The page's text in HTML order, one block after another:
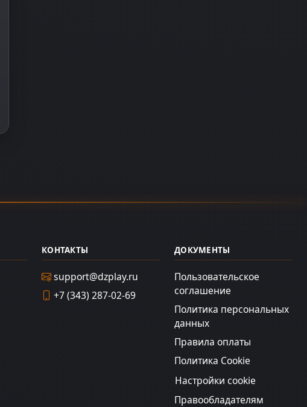
КОНТАКТЫ
support@dzplay.ru
+7 (343) 287-02-69
ДОКУМЕНТЫ
Пользовательское
соглашение
Политика персональных
данных
Правила оплаты
Политика Cookie
Настройки cookie
Правообладателям